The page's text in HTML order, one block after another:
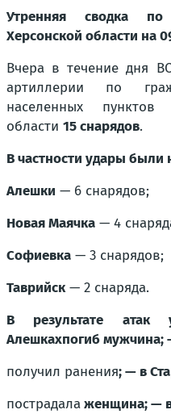
Утренняя сводка по
Херсонской области на
Вчера в течение дня
артиллерии по
населенных пунктов
области 15 снарядов.
В частности удары были
Алешки — 6 снарядов;
Новая Маячка — 4
Софиевка — 3 снарядов;
Таврийск— 2 снаряда.
В результате
Алешкахпогиб мужчина;
получил ранения; — в
пострадалаженщина; —